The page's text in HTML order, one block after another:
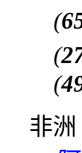
(
(
(
非洲